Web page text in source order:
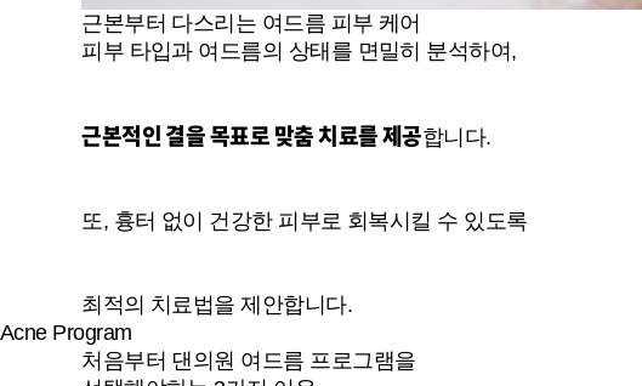
근본부터 다스리는 여드름 피부 케어
피부 타입과 여드름의 상태를 면밀히 분석하여,
근본적인 결을 목표로 맞춤 치료를 제공합니다.
또, 흉터 없이 건강한 피부로 회복시킬 수 있도록
최적의 치료법을 제안합니다.
Acne Program
처음부터 댄의원 여드름 프로그램을